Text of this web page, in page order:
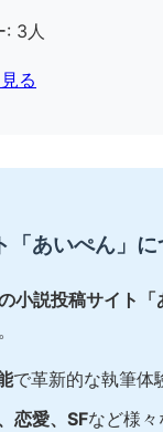
: 3人
る
「あいぺん」に
小説投稿サイト「
で革新的な執筆体
恋愛、SFなど様